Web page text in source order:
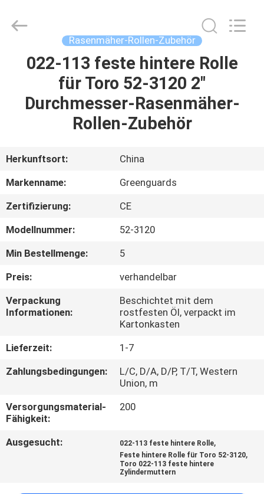
HAUS
PRODUKTE
UNS
AUSFLUG
QUALITÄTSKONTROLLE
TRETEN
SIE
UNS
IN
NACHRICHTEN
Trading
Rasenmäher-Rollen-Zubehör
022-113 feste hintere Rolle
für Toro 52-3120 2"
Durchmesser-Rasenmäher-
Rollen-Zubehör
Herkunftsort:
China
Markenname:
Greenguards
Zertifizierung:
CE
Modellnummer:
52-3120
Min Bestellmenge:
5
Preis:
verhandelbar
Verpackung
Informationen:
Beschichtet mit dem
rostfesten Öl, verpackt im
Kartonkasten
Lieferzeit:
1-7
Zahlungsbedingungen:
L/C, D/A, D/P, T/T, Western
Union, m
Versorgungsmaterial-
Fähigkeit:
200
Ausgesucht: 022-113 feste hintere Rolle,
Feste hintere Rolle für Toro 52-3120,
Toro 022-113 feste hintere
Zylindermuttern